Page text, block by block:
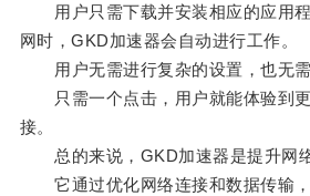
用户只需下载并安装相应的应用程
网时，GKD加速器会自动进行工作。
用户无需进行复杂的设置，也无需
只需一个点击，用户就能体验到更
接。
总的来说，GKD加速器是提升网络
它通过优化网络连接和数据传输，